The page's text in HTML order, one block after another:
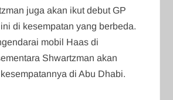
juga akan ikut debut GP
di kesempatan yang berbeda.
mobil Haas di
Shwartzman akan
di Abu Dhabi.